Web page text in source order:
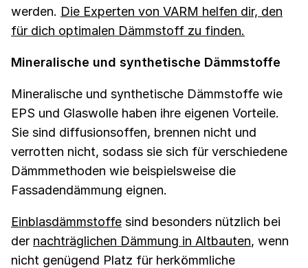
werden. Die Experten von VARM helfen dir, den
für dich optimalen Dämmstoff zu finden.
Mineralische und synthetische Dämmstoffe
Mineralische und synthetische Dämmstoffe wie
EPS und Glaswolle haben ihre eigenen Vorteile.
Sie sind diffusionsoffen, brennen nicht und
verrotten nicht, sodass sie sich für verschiedene
Dämmmethoden wie beispielsweise die
Fassadendämmung eignen.
Einblasdämmstoffe sind besonders nützlich bei
der nachträglichen Dämmung in Altbauten, wenn
nicht genügend Platz für herkömmliche